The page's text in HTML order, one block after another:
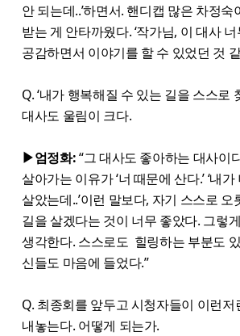
안 되는데..’하면서. 핸디캡 많은 차정숙
받는 게 안타까웠다. ‘작가님, 이 대사 너
공감하면서 이야기를 할 수 있었던 것
Q. ‘내가 행복해질 수 있는 길을 스스로
대사도 울림이 크다.
▶엄정화:“그 대사도 좋아하는 대사이
살아가는 이유가 ‘너 때문에 산다.’ ‘내
살았는데..’이런 말보다, 자기 스스로
길을 살겠다는 것이 너무 좋았다. 그렇
생각한다. 스스로도 힐링하는 부분도
신들도 마음에 들었다.”
Q. 최종회를 앞두고 시청자들이 이런저
내놓는다. 어떻게 되는가.